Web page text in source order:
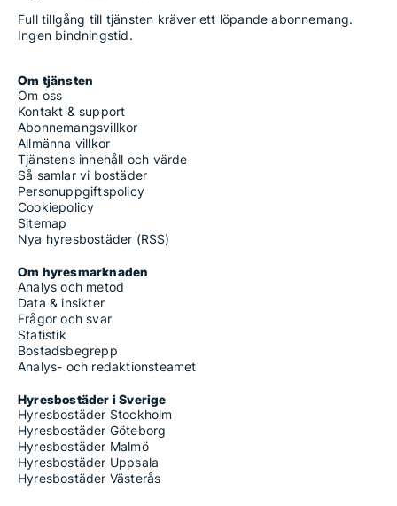
Full tillgång till tjänsten kräver ett löpande abonnemang.
Ingen bindningstid.
Om tjänsten
Om oss
Kontakt & support
Abonnemangsvillkor
Allmänna villkor
Tjänstens innehåll och värde
Så samlar vi bostäder
Personuppgiftspolicy
Cookiepolicy
Sitemap
Nya hyresbostäder (RSS)
Om hyresmarknaden
Analys och metod
Data & insikter
Frågor och svar
Statistik
Bostadsbegrepp
Analys- och redaktionsteamet
Hyresbostäder i Sverige
Hyresbostäder Stockholm
Hyresbostäder Göteborg
Hyresbostäder Malmö
Hyresbostäder Uppsala
Hyresbostäder Västerås